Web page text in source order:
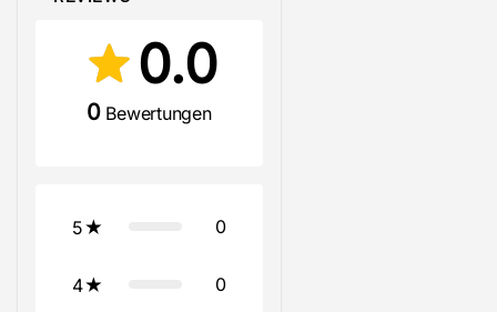
0.0
0 Bewertungen
5 0
4 0